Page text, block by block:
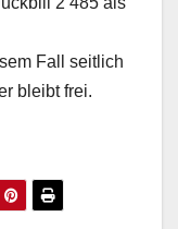
Fall seitlich
bleibt frei.